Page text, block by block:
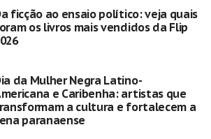
ficção ao ensaio político: veja quais
os livros mais vendidos da Flip
da Mulher Negra Latino-
e Caribenha: artistas que
a cultura e fortalecem a
paranaense